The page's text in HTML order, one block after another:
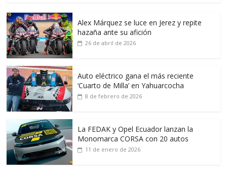
Alex Márquez se luce en Jerez y repite
hazaña ante su afición
26 de abril de 2026
Auto eléctrico gana el más reciente
‘Cuarto de Milla’ en Yahuarcocha
8 de febrero de 2026
La FEDAK y Opel Ecuador lanzan la
Monomarca CORSA con 20 autos
11 de enero de 2026